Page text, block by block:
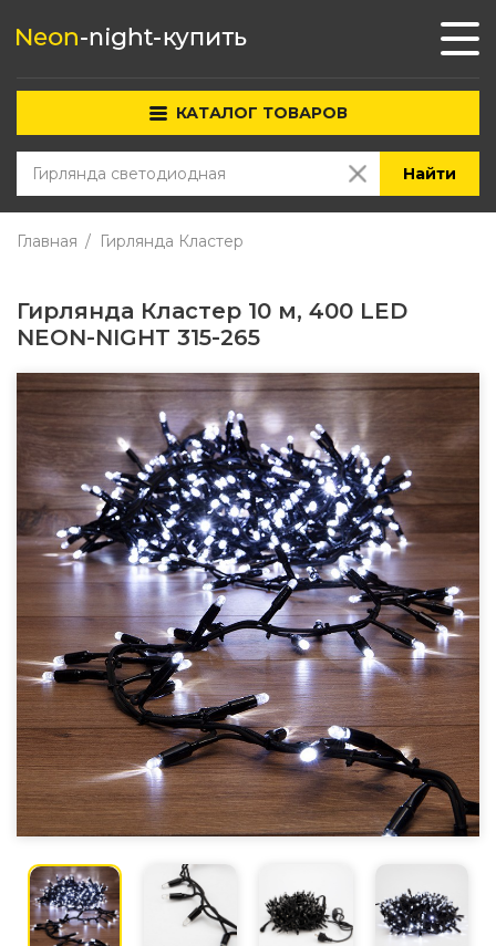
КАТАЛОГ ТОВАРОВ
Найти
Главная Гирлянда Кластер
Гирлянда Кластер 10 м, 400 LED
NEON-NIGHT 315-265